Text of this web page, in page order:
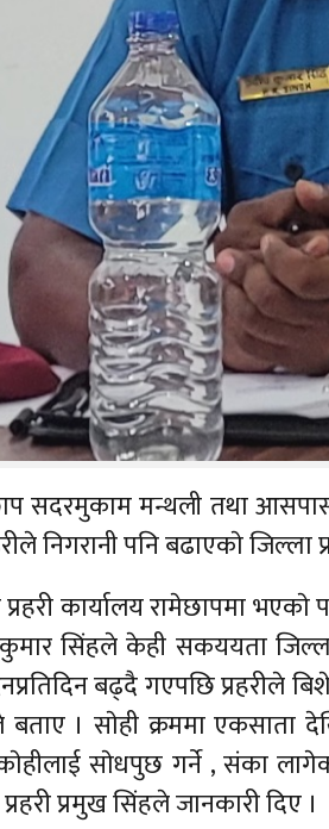
सदरमुकाम मन्थली तथा
निगरानी पनि बढाएकाे जिल्ला
कार्यालय रामेछापमा भएकाे
कुमार सिंहले केही सकययता
बढ्दै गएपछि प्रहरीले
। साेही क्रममा एकसाता
साेधपुछ गर्ने , संका
प्रमुख सिंहले जानकारी दिए ।